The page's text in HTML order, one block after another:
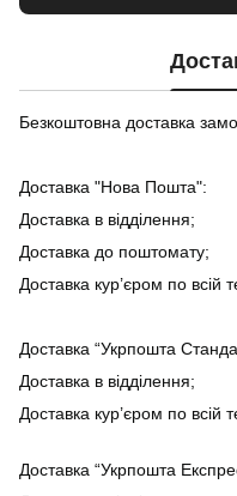
Безкоштовна доставка
Доставка "Нова Пошта":
Доставка в відділення;
Доставка до поштомату;
Доставка кур’єром по всій
Доставка “Укрпошта
Доставка в відділення;
Доставка кур’єром по всій
Доставка “Укрпошта